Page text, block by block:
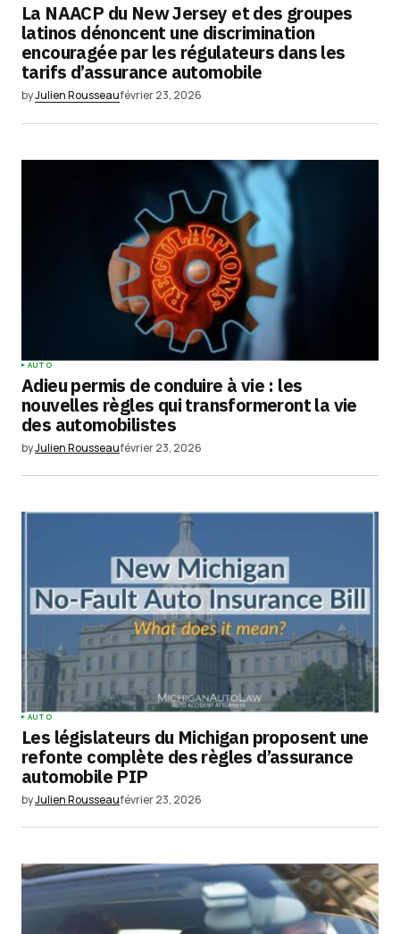
La NAACP du New Jersey et des groupes
latinos dénoncent une discrimination
encouragée par les régulateurs dans les
tarifs d’assurance automobile
byJulien Rousseaufévrier 23, 2026
AUTO
Adieu permis de conduire à vie : les
nouvelles règles qui transformeront la vie
des automobilistes
byJulien Rousseaufévrier 23, 2026
AUTO
Les législateurs du Michigan proposent une
refonte complète des règles d’assurance
automobile PIP
byJulien Rousseaufévrier 23, 2026